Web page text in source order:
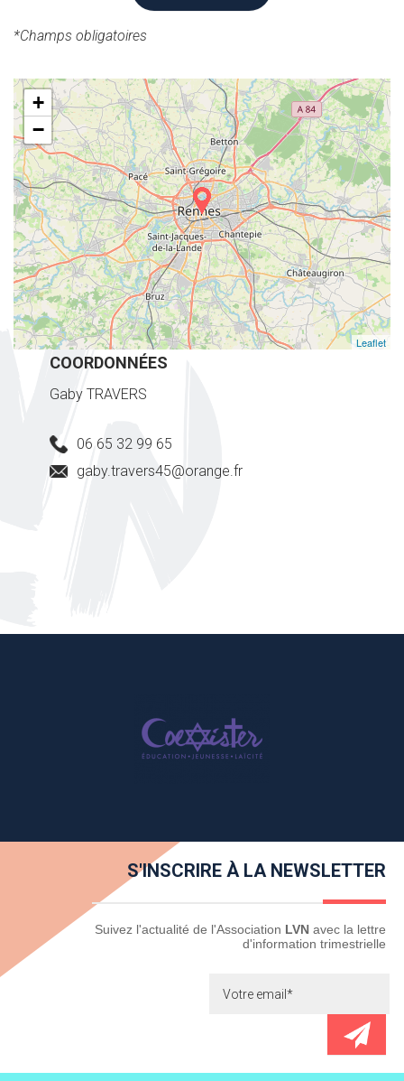
*Champs obligatoires
+
−
Leaflet
COORDONNÉES
Gaby TRAVERS
06 65 32 99 65
gaby.travers45@orange.fr
S'INSCRIRE À LA NEWSLETTER
Newsletter Suivez l'actualité de l'Association LVN avec la lettre
d'information trimestrielle